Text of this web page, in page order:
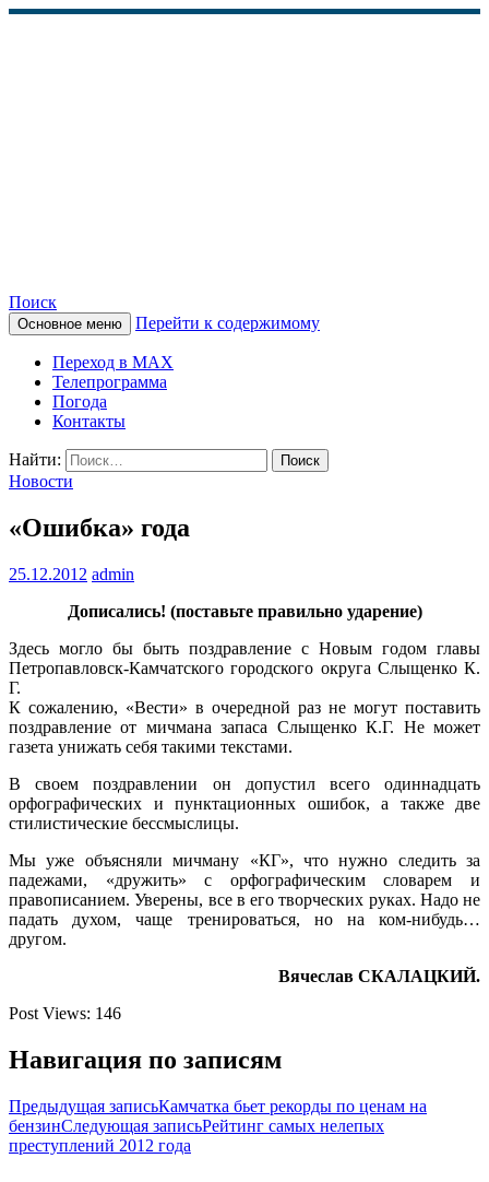
КАМЧАТСКОЕ
ИНФОРМАЦИОННОЕ
АГЕНТСТВО (КИА
«ВЕСТИ»)
Поиск
Основное меню Перейти к содержимому
Переход в MAX
Телепрограмма
Погода
Контакты
Найти:
Новости
«Ошибка» года
25.12.2012 admin
Дописались! (поставьте правильно ударение)
Здесь могло бы быть поздравление с Новым годом главы
Петропавловск-Камчатского городского округа Слыщенко К.
Г.
К сожалению, «Вести» в очередной раз не могут поставить
поздравление от мичмана запаса Слыщенко К.Г. Не может
газета унижать себя такими текстами.
В своем поздравлении он допустил всего одиннадцать
орфографических и пунктационных ошибок, а также две
стилистические бессмыслицы.
Мы уже объясняли мичману «КГ», что нужно следить за
падежами, «дружить» с орфографическим словарем и
правописанием. Уверены, все в его творческих руках. Надо не
падать духом, чаще тренироваться, но на ком-нибудь…
другом.
Вячеслав СКАЛАЦКИЙ.
Post Views: 146
Навигация по записям
Предыдущая записьКамчатка бьет рекорды по ценам на
бензинСледующая записьРейтинг самых нелепых
преступлений 2012 года